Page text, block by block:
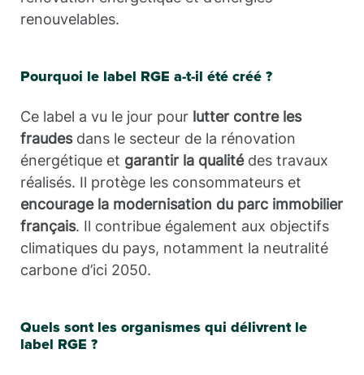
renouvelables.
Pourquoi le label RGE a-t-il été créé ?
Ce label a vu le jour pour lutter contre les
fraudesdans le secteur de la rénovation
énergétique et garantir la qualitédes travaux
réalisés. Il protège les consommateurs et
encourage la modernisation du parc immobilier
français. Il contribue également aux objectifs
climatiques du pays, notamment la neutralité
carbone d’ici 2050.
Quels sont les organismes qui délivrent le
label RGE ?